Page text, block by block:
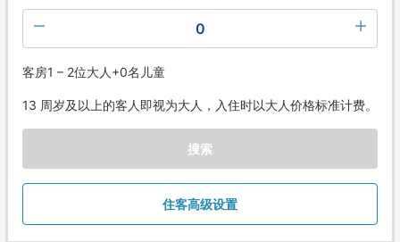
0
客房1 – 2位大人+0名儿童
13 周岁及以上的客人即视为大人，入住时以大人价格标准计费。
搜索
住客高级设置